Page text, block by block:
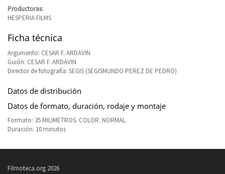
Productoras:
HESPERIA FILMS
Ficha técnica
Argumento: CESAR F. ARDAVIN
Guión: CESAR F. ARDAVIN
Director de fotografía: SEGIS (SEGISMUNDO PEREZ DE PEDRO)
Datos de distribución
Datos de formato, duración, rodaje y montaje
Formato: 35 MILIMETROS. COLOR. NORMAL.
Duración: 10 minutos
Filmoteca.org 2026